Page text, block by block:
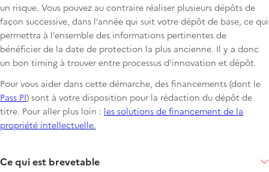
un risque. Vous pouvez au contraire réaliser plusieurs dépôts de
façon successive, dans l’année qui suit votre dépôt de base, ce qui
permettra à l’ensemble des informations pertinentes de
bénéficier de la date de protection la plus ancienne. Il y a donc
un bon timing à trouver entre processus d’innovation et dépôt.
Pour vous aider dans cette démarche, des financements (dont le
Pass PI) sont à votre disposition pour la rédaction du dépôt de
titre. Pour aller plus loin : les solutions de financement de la
propriété intellectuelle.
Items
Ce qui est brevetable